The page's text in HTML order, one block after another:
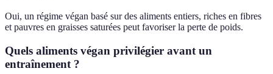
Oui, un régime végan basé sur des aliments entiers, riches en fibres
et pauvres en graisses saturées peut favoriser la perte de poids.
Quels aliments végan privilégier avant un
entraînement ?